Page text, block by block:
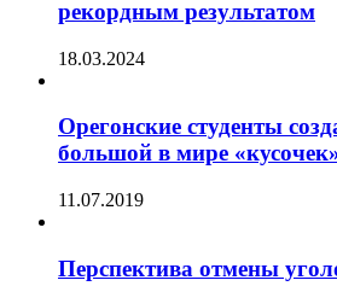
рекордным результатом
18.03.2024
Орегонские студенты
большой в мире
11.07.2019
Перспектива отмены